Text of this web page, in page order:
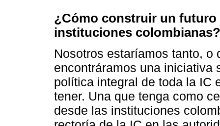
¿Cómo construir un futuro
instituciones colombianas?
Nosotros estaríamos tanto, o
encontráramos una iniciativa
política integral de toda la IC
tener. Una que tenga como
desde las instituciones